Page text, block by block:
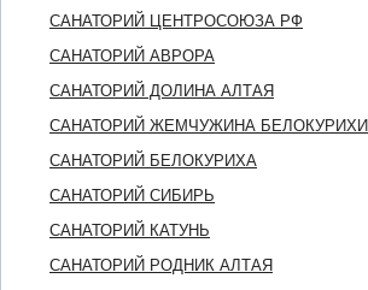
САНАТОРИЙ ЦЕНТРОСОЮЗА РФ
САНАТОРИЙ АВРОРА
САНАТОРИЙ ДОЛИНА АЛТАЯ
САНАТОРИЙ ЖЕМЧУЖИНА БЕЛОКУРИХИ
САНАТОРИЙ БЕЛОКУРИХА
САНАТОРИЙ СИБИРЬ
САНАТОРИЙ КАТУНЬ
САНАТОРИЙ РОДНИК АЛТАЯ